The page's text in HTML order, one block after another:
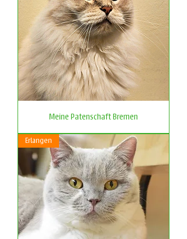
Meine Patenschaft Bremen
Erlangen